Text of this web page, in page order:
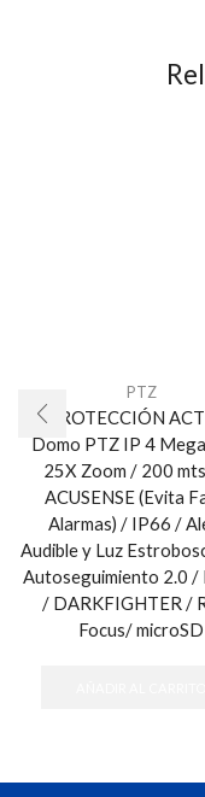
PTZ
[ PROTECCIÓN
Domo PTZ IP 4
25X Zoom / 200
ACUSENSE (Evita
Alarmas) / IP66 /
Audible y Luz
Autoseguimiento 2.0 /
/ DARKFIGHTER /
Focus/ microSD